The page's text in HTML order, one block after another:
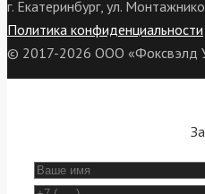
г. Екатеринбург, ул.
Политика конфиденциальности
© 2017-2026 ООО «Фоксвэлд